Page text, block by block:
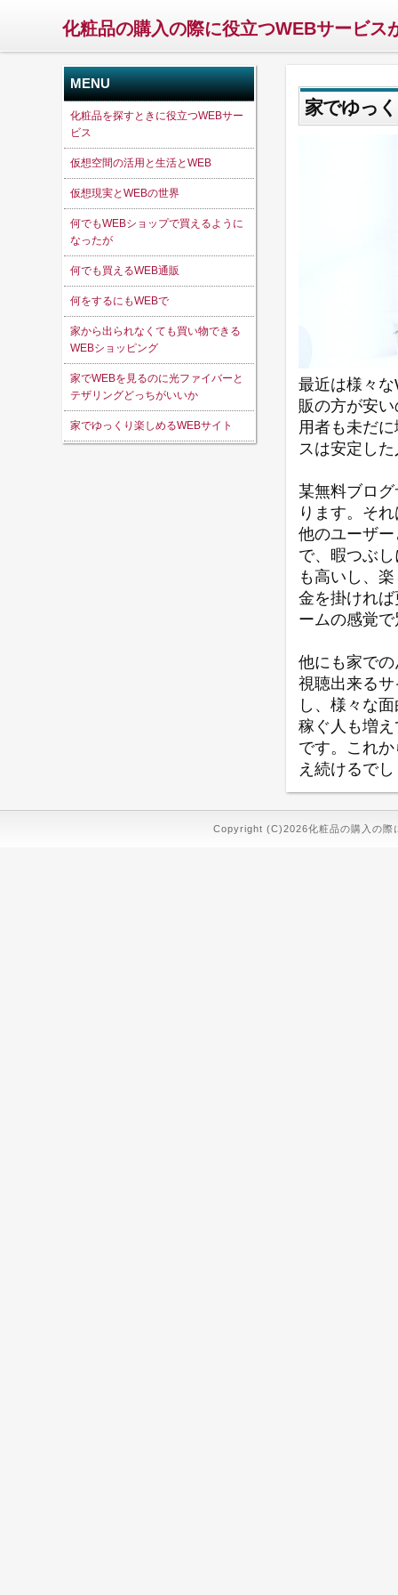
化粧品の購入の際に役立つWEBサービス
MENU
化粧品を探すときに役立つWEBサー
ビス
仮想空間の活用と生活とWEB
仮想現実とWEBの世界
何でもWEBショップで買えるように
なったが
何でも買えるWEB通販
何をするにもWEBで
家から出られなくても買い物できる
WEBショッピング
家でWEBを見るのに光ファイバーと
テザリングどっちがいいか
家でゆっくり楽しめるWEBサイト
家でゆっ
最近は様々
販の方が安
用者も未だ
スは安定し
某無料ブロ
ります。そ
他のユーザ
で、暇つぶ
も高いし、
金を掛けれ
ームの感覚
他にも家で
視聴出来る
し、様々な
稼ぐ人も増
です。これ
え続けるで
Copyright (C)2026化粧品の購入の